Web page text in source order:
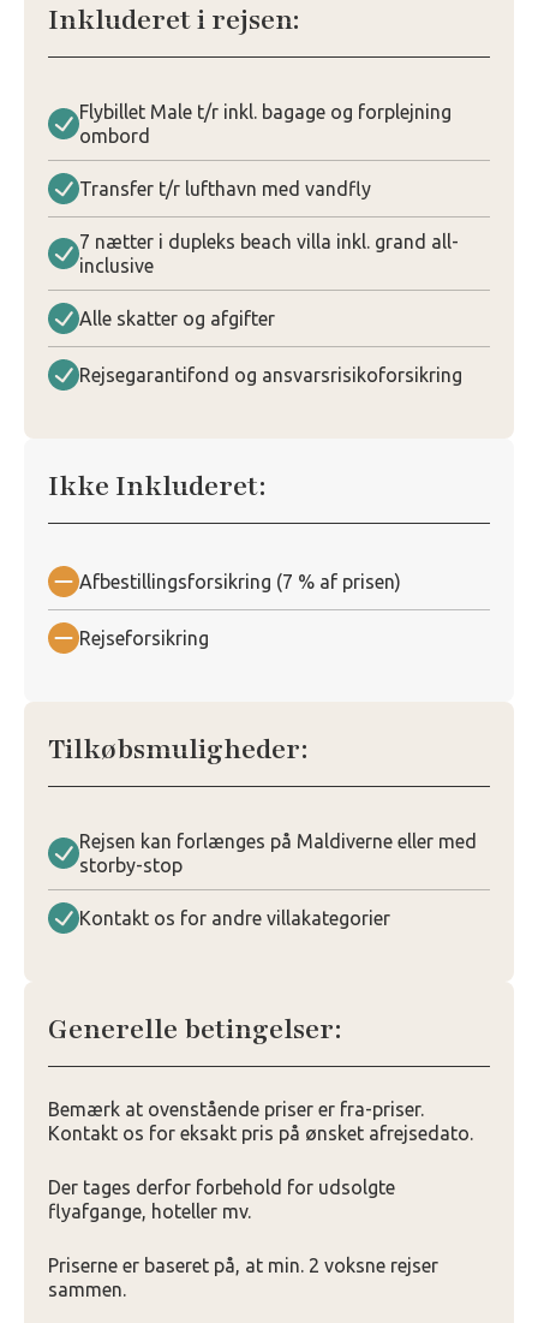
Inkluderet i rejsen:
Flybillet Male t/r inkl. bagage og forplejning
ombord
Transfer t/r lufthavn med vandfly
7 nætter i dupleks beach villa inkl. grand all-
inclusive
Alle skatter og afgifter
Rejsegarantifond og ansvarsrisikoforsikring
Ikke Inkluderet:
Afbestillingsforsikring (7 % af prisen)
Rejseforsikring
Tilkøbsmuligheder:
Rejsen kan forlænges på Maldiverne eller med
storby-stop
Kontakt os for andre villakategorier
Generelle betingelser:
Bemærk at ovenstående priser er fra-priser.
Kontakt os for eksakt pris på ønsket afrejsedato.
Der tages derfor forbehold for udsolgte
flyafgange, hoteller mv.
Priserne er baseret på, at min. 2 voksne rejser
sammen.